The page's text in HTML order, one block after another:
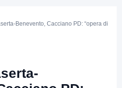
Benevento, Cacciano PD: “opera di